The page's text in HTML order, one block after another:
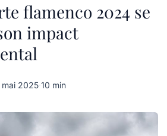
flamenco 2024 se
impact
mai 2025·10 min